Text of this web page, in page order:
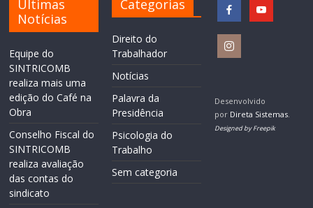
Últimas
Notícias
Equipe do
SINTRICOMB
realiza mais uma
edição do Café na
Obra
Conselho Fiscal do
SINTRICOMB
realiza avaliação
das contas do
sindicato
Categorias
Direito do
Trabalhador
Notícias
Palavra da
Presidência
Psicologia do
Trabalho
Sem categoria
Desenvolvido
por Direta Sistemas.
Designed by Freepik